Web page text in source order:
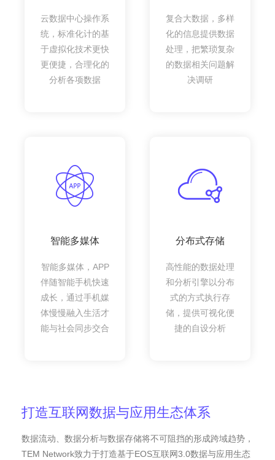
云数据中心操作系
统，标准化计的基
于虚拟化技术更快
更便捷，合理化的
分析各项数据
复合大数据，多样
化的信息提供数据
处理，把繁琐复杂
的数据相关问题解
决调研
智能多媒体
智能多媒体，APP
伴随智能手机快速
成长，通过手机媒
体慢慢融入生活才
能与社会同步交合
分布式存储
高性能的数据处理
和分析引擎以分布
式的方式执行存
储，提供可视化便
捷的自设分析
打造互联网数据与应用生态体系
数据流动、数据分析与数据存储将不可阻挡的形成跨域趋势，
TEM Network致力于打造基于EOS互联网3.0数据与应用生态